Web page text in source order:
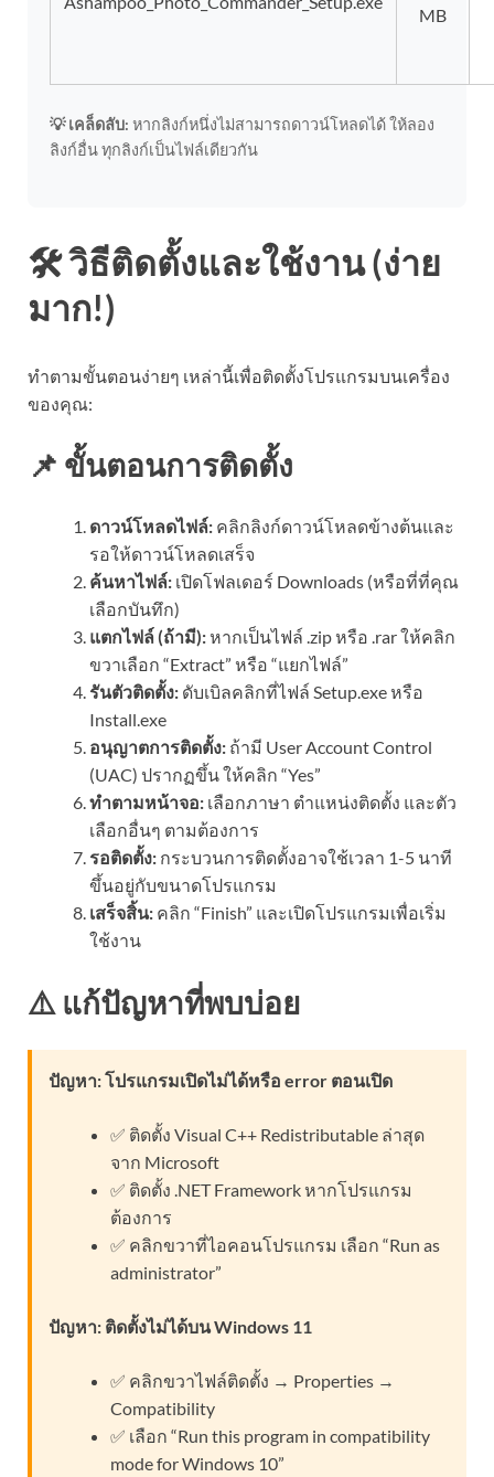
MB
💡 เคล็ดลับ: หากลิงก์หนึ่งไม่สามารถดาวน์โหลดได้ ให้ลอง
ลิงก์อื่น ทุกลิงก์เป็นไฟล์เดียวกัน
🛠️ วิธีติดตั้งและใช้งาน (ง่าย
มาก!)
ทำตามขั้นตอนง่ายๆ เหล่านี้เพื่อติดตั้งโปรแกรมบนเครื่อง
ของคุณ:
📌 ขั้นตอนการติดตั้ง
ดาวน์โหลดไฟล์: คลิกลิงก์ดาวน์โหลดข้างต้นและ
รอให้ดาวน์โหลดเสร็จ
ค้นหาไฟล์: เปิดโฟลเดอร์ Downloads (หรือที่ที่คุณ
เลือกบันทึก)
แตกไฟล์ (ถ้ามี):หากเป็นไฟล์ .zip หรือ .rar ให้คลิก
ขวาเลือก “Extract” หรือ “แยกไฟล์”
รันตัวติดตั้ง: ดับเบิลคลิกที่ไฟล์ Setup.exe หรือ
Install.exe
อนุญาตการติดตั้ง: ถ้ามี User Account Control
(UAC) ปรากฏขึ้น ให้คลิก “Yes”
ทำตามหน้าจอ: เลือกภาษา ตำแหน่งติดตั้ง และตัว
เลือกอื่นๆ ตามต้องการ
รอติดตั้ง: กระบวนการติดตั้งอาจใช้เวลา 1-5 นาที
ขึ้นอยู่กับขนาดโปรแกรม
เสร็จสิ้น: คลิก “Finish” และเปิดโปรแกรมเพื่อเริ่ม
ใช้งาน
⚠️ แก้ปัญหาที่พบบ่อย
ปัญหา: โปรแกรมเปิดไม่ได้หรือ error ตอนเปิด
✅ ติดตั้ง Visual C++ Redistributable ล่าสุด
จาก Microsoft
✅ ติดตั้ง .NET Framework หากโปรแกรม
ต้องการ
✅ คลิกขวาที่ไอคอนโปรแกรม เลือก “Run as
administrator”
ปัญหา: ติดตั้งไม่ได้บน Windows 11
✅ คลิกขวาไฟล์ติดตั้ง → Properties →
Compatibility
✅ เลือก “Run this program in compatibility
mode for Windows 10”